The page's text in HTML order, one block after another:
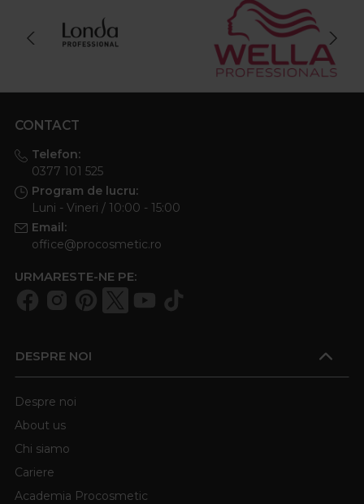
CONTACT
Telefon:
0377 101 525
Program de lucru:
Luni - Vineri / 10:00 - 15:00
Email:
office@procosmetic.ro
URMARESTE-NE PE:
DESPRE NOI
Despre noi
About us
Chi siamo
Cariere
Academia Procosmetic